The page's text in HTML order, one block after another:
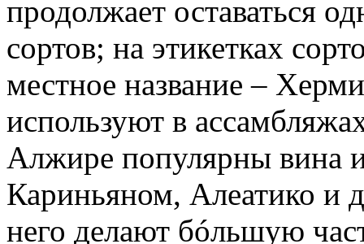
продолжает оставаться
сортов; на этикетках
местное название –
используют в
Алжире популярны вина
Кариньяном, Алеатико и
него делают бóльшую